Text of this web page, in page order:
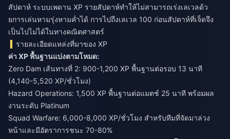
สัปดาห์ ระบบเพดาน XP รายสัปดาห์ทำให้ไม่สามารถเร่งเลเวลด้ว
ยการเล่นหามรุ่งหามค่ำได้ การไปถึงเลเวล 100 ก่อนสัปดาห์ที่เจ็ดจึง
เป็นไปไม่ได้ในทางคณิตศาสตร์
รายละเอียดแหล่งที่มาของ XP
ค่า XP พื้นฐานแบ่งตามโหมด:
Zero Dam เส้นทางที่ 2: 900-1,200 XP พื้นฐานต่อรอบ 13 นาที
(4,140-5,520 XP/ชั่วโมง)
Hazard Operations: 1,500 XP พื้นฐานต่อแมตช์ 25 นาที พร้อมผล
งานระดับ Platinum
Squad Warfare: 6,000-8,000 XP/ชั่วโมง สำหรับทีมที่จัดมาล่วง
หน้าและมีอัตราการชนะ 70-80%